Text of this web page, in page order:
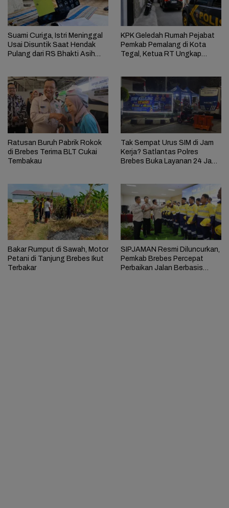
Suami Curiga, Istri Meninggal
Usai Disuntik Saat Hendak
Pulang dari RS Bhakti Asih
KPK Geledah Rumah Pejabat
Pemkab Pemalang di Kota
Tegal, Ketua RT Ungkap
Ratusan Buruh Pabrik Rokok
di Brebes Terima BLT Cukai
Tembakau
Tak Sempat Urus SIM di Jam
Kerja? Satlantas Polres
Brebes Buka Layanan 24 Jam
Bakar Rumput di Sawah, Motor
Petani di Tanjung Brebes Ikut
Terbakar
SIPJAMAN Resmi Diluncurkan,
Pemkab Brebes Percepat
Perbaikan Jalan Berbasis